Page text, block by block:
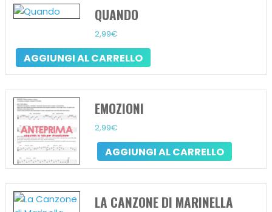
QUANDO
2,99€
AGGIUNGI AL CARRELLO
EMOZIONI
2,99€
AGGIUNGI AL CARRELLO
LA CANZONE DI MARINELLA